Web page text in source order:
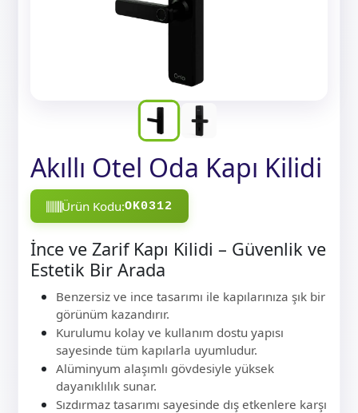
Akıllı Otel Oda Kapı Kilidi
Ürün Kodu:OK0312
İnce ve Zarif Kapı Kilidi – Güvenlik ve
Estetik Bir Arada
Benzersiz ve ince tasarımı ile kapılarınıza şık bir
görünüm kazandırır.
Kurulumu kolay ve kullanım dostu yapısı
sayesinde tüm kapılarla uyumludur.
Alüminyum alaşımlı gövdesiyle yüksek
dayanıklılık sunar.
Sızdırmaz tasarımı sayesinde dış etkenlere karşı